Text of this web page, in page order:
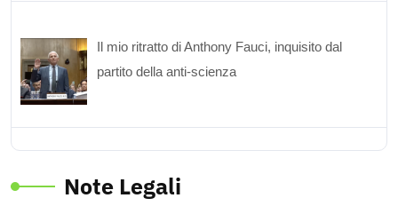
Il mio ritratto di Anthony Fauci, inquisito dal
partito della anti-scienza
Note Legali